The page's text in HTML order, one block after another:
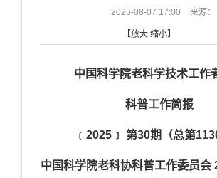
2025-08-07 17:00 来源：
【放大 缩小】
中国科学院老科学技术工作
科普工作简报
﹝ 2025 ﹞ 第30期（总第11
中国科学院老科协科普工作委员会